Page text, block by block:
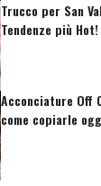
Trucco per San
Tendenze più Hot!
Acconciature Off
come copiarle